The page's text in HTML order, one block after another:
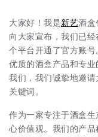
大家好！我是新艺酒盒
向大家宣布，我们已
个平台开通了官方账
优质的酒盒产品和专
我们，我们诚挚地邀
关键词。
作为一家专注于酒盒
心价值观。我们的产